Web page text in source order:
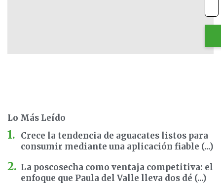
Lo Más Leído
Crece la tendencia de aguacates listos para
consumir mediante una aplicación fiable (...)
La poscosecha como ventaja competitiva: el
enfoque que Paula del Valle lleva dos dé (...)